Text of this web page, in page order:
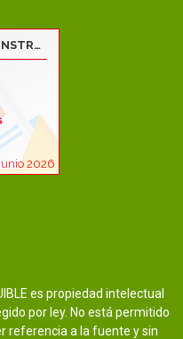
es propiedad intelectual
por ley. No está permitido
referencia a la fuente y sin